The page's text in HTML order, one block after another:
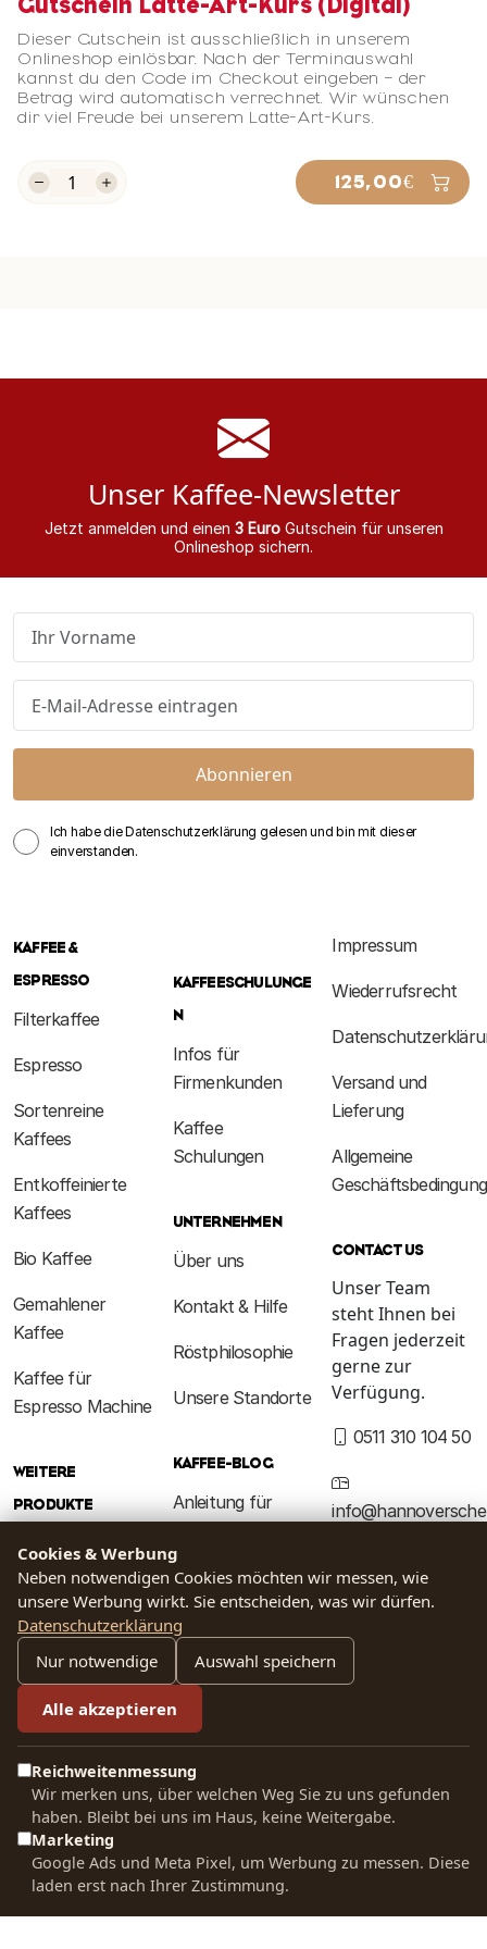
Dieser Gutschein ist ausschließlich in unserem
Onlineshop einlösbar. Nach der Terminauswahl
kannst du den Code im Checkout eingeben – der
Betrag wird automatisch verrechnet. Wir wünschen
dir viel Freude bei unserem Latte-Art-Kurs.
125,00€
Unser Kaffee-Newsletter
Jetzt anmelden und einen 3 EuroGutschein für unseren
Onlineshop sichern.
Abonnieren
Ich habe die Datenschutzerklärung gelesen und bin mit dieser
einverstanden.
KAFFEE &
ESPRESSO
Filterkaffee
Espresso
Sortenreine
Kaffees
Entkoffeinierte
Kaffees
Bio Kaffee
Gemahlener
Kaffee
Kaffee für
Espresso Machine
WEITERE
PRODUKTE
Tee
Kakao
Zubehör
Baristakurs
Kaffeeerlebnis
KAFFEESCHULUNGE
N
Infos für
Firmenkunden
Kaffee
Schulungen
UNTERNEHMEN
Über uns
Kontakt & Hilfe
Röstphilosophie
Unsere Standorte
KAFFEE-BLOG
Anleitung für
Anleitung für
Handfilter
Kaffeewissen
RECHTLICHES
Impressum
Wiederrufsrecht
Versand und
Lieferung
Allgemeine
CONTACT US
Unser Team
steht Ihnen bei
Fragen jederzeit
gerne zur
Verfügung.
0511 310 104 50
SOCIAL MEDIA
Cookies & Werbung
Neben notwendigen Cookies möchten wir messen, wie
unsere Werbung wirkt. Sie entscheiden, was wir dürfen.
Datenschutzerklärung
Nur notwendige
Auswahl speichern
Alle akzeptieren
Reichweitenmessung
Wir merken uns, über welchen Weg Sie zu uns gefunden
haben. Bleibt bei uns im Haus, keine Weitergabe.
Marketing
Google Ads und Meta Pixel, um Werbung zu messen. Diese
laden erst nach Ihrer Zustimmung.